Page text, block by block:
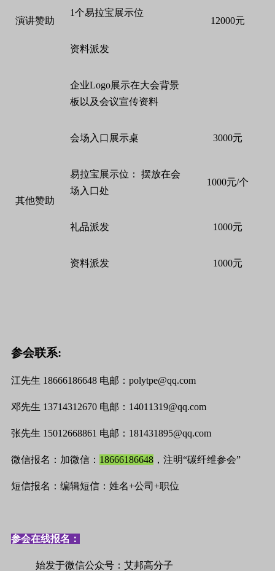
演讲赞助 12000元
1个易拉宝展示位
资料派发
企业Logo展示在大会背景
板以及会议宣传资料
其他赞助
会场入口展示桌 3000元
易拉宝展示位： 摆放在会
场入口处
1000元/个
礼品派发 1000元
资料派发 1000元
参会联系:
江先生 18666186648 电邮： polytpe@qq.com
邓先生 13714312670 电邮： 14011319@qq.com
张先生 15012668861 电邮：181431895@qq.com
微信报名：加微信： 18666186648 ，注明“碳纤维参会”
短信报名：编辑短信：姓名+公司+职位
参会在线报名：
始发于微信公众号：艾邦高分子